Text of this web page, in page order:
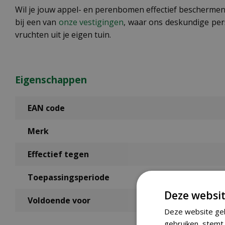
Wil je jouw appel- en perenbomen effectief
bij een van onze vestigingen, waar ons deskundige
vruchten uit je eigen tuin.
Eigenschappen
EAN code
Merk
Effectief tegen
Toepassingsperiode
Voldoende voor Deze
Deze website